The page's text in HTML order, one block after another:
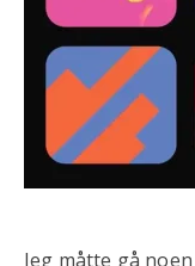
Jeg måtte gå